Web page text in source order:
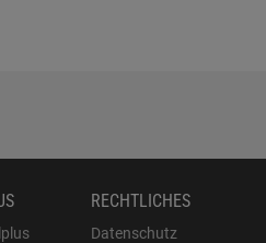
RECHTLICHES
Datenschutz